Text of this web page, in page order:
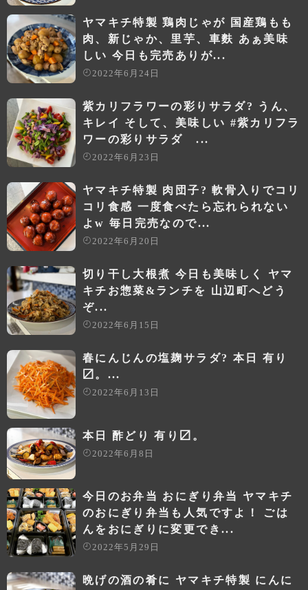
ヤマキチ特製 鶏肉じゃが 国産鶏もも
肉、新じゃか、里芋、車麩 あぁ美味
しい 今日も完売ありが...
2022年6月24日
紫カリフラワーの彩りサラダ? うん、
キレイ そして、美味しい #紫カリフラ
ワーの彩りサラダ ...
2022年6月23日
ヤマキチ特製 肉団子? 軟骨入りでコリ
コリ食感 一度食べたら忘れられない
よw 毎日完売なので...
2022年6月20日
切り干し大根煮 今日も美味しく ヤマ
キチお惣菜&ランチを 山辺町へどう
ぞ...
2022年6月15日
春にんじんの塩麹サラダ? 本日 有り
〼。...
2022年6月13日
本日 酢どり 有り〼。
2022年6月8日
今日のお弁当 おにぎり弁当 ヤマキチ
のおにぎり弁当も人気ですよ！ ごは
んをおにぎりに変更でき...
2022年5月29日
晩げの酒の肴に ヤマキチ特製 にんに